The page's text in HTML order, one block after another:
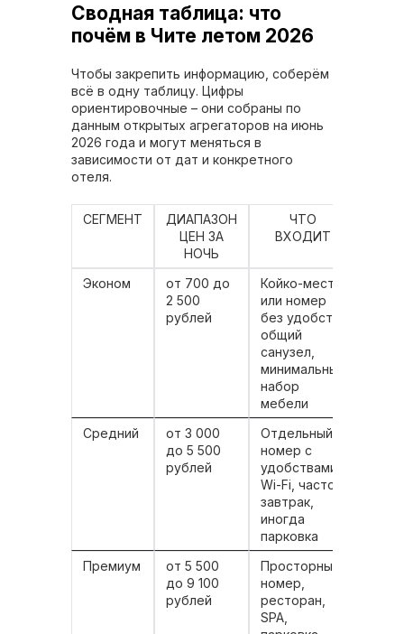
Сводная таблица: что
почём в Чите летом 2026
Чтобы закрепить информацию, соберём
всё в одну таблицу. Цифры
ориентировочные – они собраны по
данным открытых агрегаторов на июнь
2026 года и могут меняться в
зависимости от дат и конкретного
отеля.
СЕГМЕНТ
ДИАПАЗОН
ЦЕН ЗА
НОЧЬ
ЧТО
ВХОДИТ
Эконом
от 700 до
2 500
рублей
Койко-место
или номер
без удобств,
общий
санузел,
минимальный
набор
мебели
Средний
от 3 000
до 5 500
рублей
Отдельный
номер с
удобствами,
Wi-Fi, часто
завтрак,
иногда
парковка
Премиум
от 5 500
до 9 100
рублей
Просторный
номер,
ресторан,
SPA,